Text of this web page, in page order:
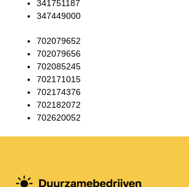
341751187
347449000
702079652
702079656
702085245
702171015
702174376
702182072
702620052